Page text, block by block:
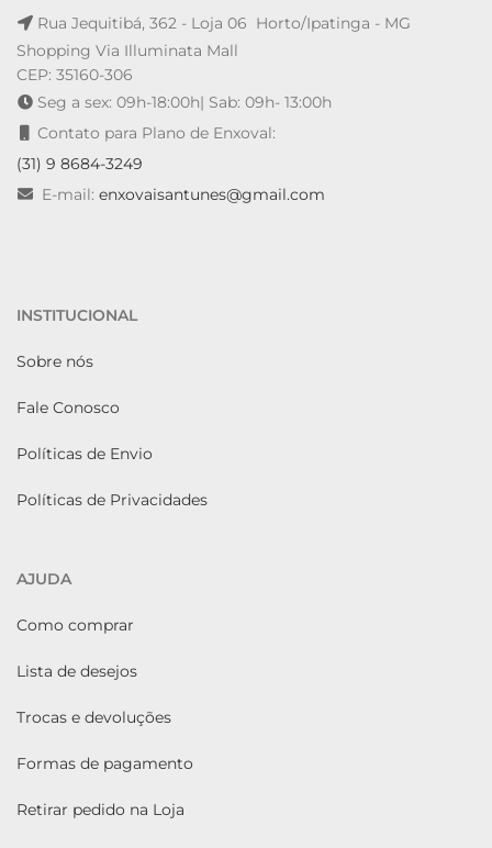
Rua Jequitibá, 362 - Loja 06 Horto/Ipatinga - MG
Shopping Via Illuminata Mall
CEP: 35160-306
Seg a sex: 09h-18:00h| Sab: 09h- 13:00h
Contato para Plano de Enxoval:
(31) 9 8684-3249
E-mail: enxovaisantunes@gmail.com
INSTITUCIONAL
Sobre nós
Fale Conosco
Políticas de Envio
Políticas de Privacidades
AJUDA
Como comprar
Lista de desejos
Trocas e devoluções
Formas de pagamento
Retirar pedido na Loja